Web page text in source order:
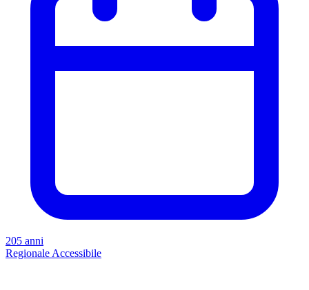
205 anni
Regionale Accessibile